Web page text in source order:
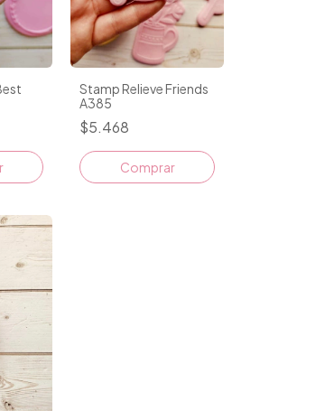
Stamp Relieve Friends
A385
$5.468
Comprar